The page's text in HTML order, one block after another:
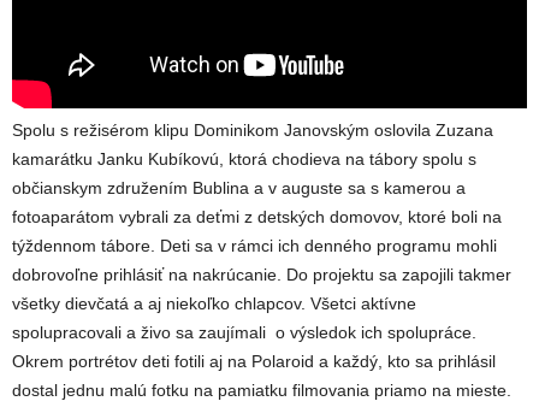
Spolu s režisérom klipu Dominikom Janovským oslovila Zuzana
kamarátku Janku Kubíkovú, ktorá chodieva na tábory spolu s
občianskym združením Bublina a v auguste sa s kamerou a
fotoaparátom vybrali za deťmi z detských domovov, ktoré boli na
týždennom tábore. Deti sa v rámci ich denného programu mohli
dobrovoľne prihlásiť na nakrúcanie. Do projektu sa zapojili takmer
všetky dievčatá a aj niekoľko chlapcov. Všetci aktívne
spolupracovali a živo sa zaujímali o výsledok ich spolupráce.
Okrem portrétov deti fotili aj na Polaroid a každý, kto sa prihlásil
dostal jednu malú fotku na pamiatku filmovania priamo na mieste.